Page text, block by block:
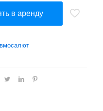
в аренду